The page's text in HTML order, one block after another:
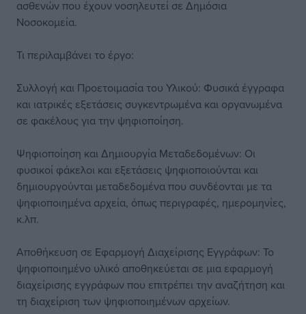
ασθενών που έχουν νοσηλευτεί σε Δημόσια
Νοσοκομεία.
Τι περιλαμβάνει το έργο:
Συλλογή και Προετοιμασία του Υλικού: Φυσικά έγγραφα
και ιατρικές εξετάσεις συγκεντρωμένα και οργανωμένα
σε φακέλους για την ψηφιοποίηση.
Ψηφιοποίηση και Δημιουργία Μεταδεδομένων: Οι
φυσικοί φάκελοι και εξετάσεις ψηφιοποιούνται και
δημιουργούνται μεταδεδομένα που συνδέονται με τα
ψηφιοποιημένα αρχεία, όπως περιγραφές, ημερομηνίες,
κ.λπ.
Αποθήκευση σε Εφαρμογή Διαχείρισης Εγγράφων: Το
ψηφιοποιημένο υλικό αποθηκεύεται σε μια εφαρμογή
διαχείρισης εγγράφων που επιτρέπει την αναζήτηση και
τη διαχείριση των ψηφιοποιημένων αρχείων.